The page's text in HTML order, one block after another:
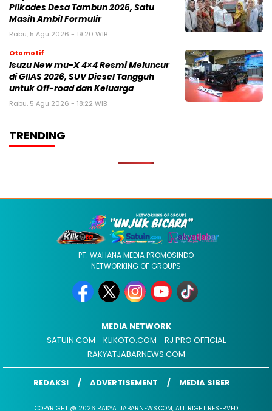
Pilkades Desa Tambun 2026, Satu
Masih Ambil Formulir
Rabu, 5 Agu 2026 - 19:20 WIB
Otomotif
Isuzu New mu-X 4×4 Resmi Meluncur
di GIIAS 2026, SUV Diesel Tangguh
untuk Off-road dan Keluarga
Rabu, 5 Agu 2026 - 18:22 WIB
TRENDING
PT. WAHANA MEDIA PROMOSINDO
NETWORKING OF GROUPS
MEDIA NETWORK
SATUIN.COM
KLIKOTO.COM
RJ PRO OFFICIAL
RAKYATJABARNEWS.COM
REDAKSI ADVERTISEMENT MEDIA SIBER
COPYRIGHT @ 2026 RAKYATJABARNEWS.COM, ALL RIGHT RESERVED